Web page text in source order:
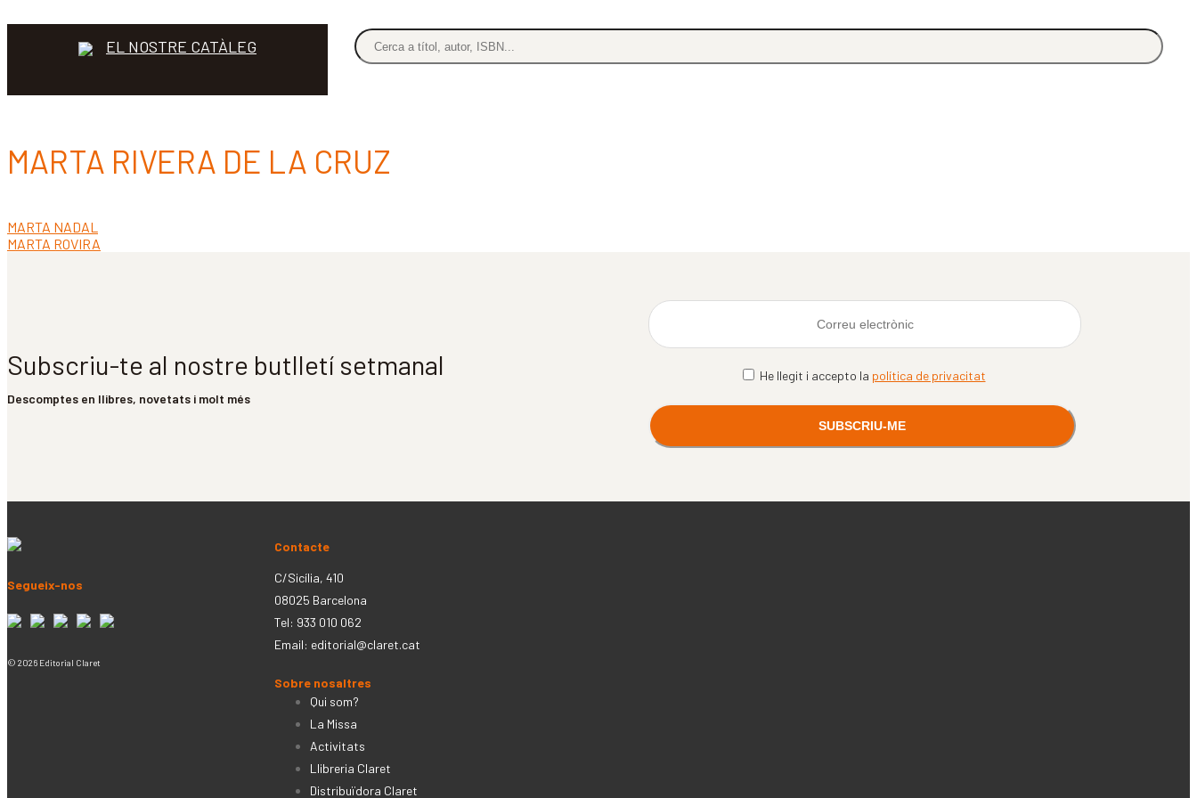
EL NOSTRE CATÀLEG
MARTA RIVERA DE LA CRUZ
Navegació
d'entrades
Entrada
anterior:
MARTA NADAL
Pròxima
MARTA ROVIRA
Subscriu-te al nostre butlletí setmanal
Descomptes en llibres, novetats i molt més
He llegit i accepto la política de privacitat
Segueix-nos
© 2026 Editorial Claret
Contacte
C/Sicília, 410
08025 Barcelona
Tel: 933 010 062
Email: editorial@claret.cat
Sobre nosaltres
Qui som?
La Missa
Activitats
Llibreria Claret
Distribuïdora Claret